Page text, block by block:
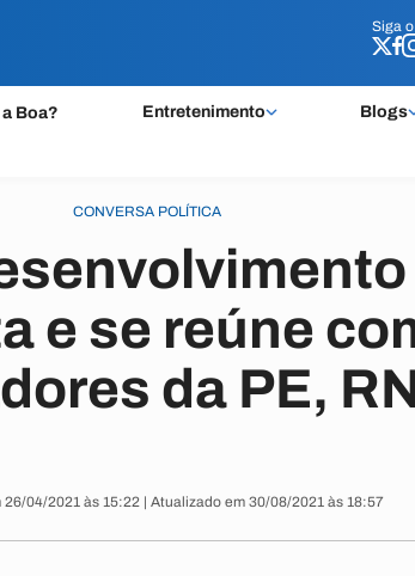
Siga o
Boa? Entretenimento Blogs
Siga o
CONVERSA POLÍTICA
e se reúne
da PE,
26/04/2021 às 15:22 | Atualizado em 30/08/2021 às 18:57